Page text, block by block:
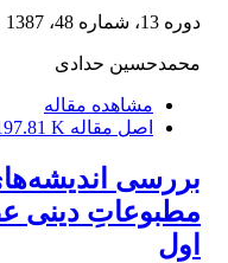
دوره 13، شماره 48، 1387
محمدحسین حدادی
مشاهده مقاله
اصل مقاله K
بررسی
مطبوعاتِ دینی
اول